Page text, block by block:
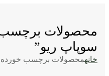
محصولات
سوپاپ ریو”
خانهمحصولات برچسب خورده